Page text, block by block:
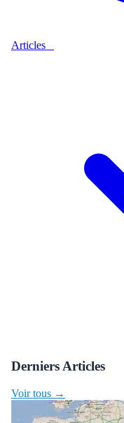
Articles
Derniers Articles
Voir tous →